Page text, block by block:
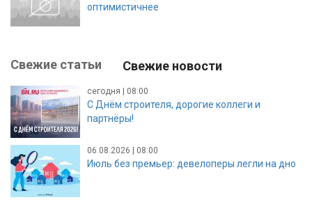
оптимистичнее
Свежие статьи Свежие новости
сегодня | 08:00
С Днём строителя, дорогие коллеги и
партнёры!
06.08.2026 | 08:00
Июль без премьер: девелоперы легли на дно